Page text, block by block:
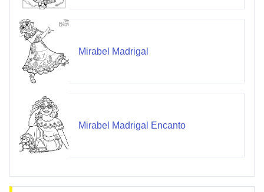
Mirabel Madrigal
Mirabel Madrigal Encanto